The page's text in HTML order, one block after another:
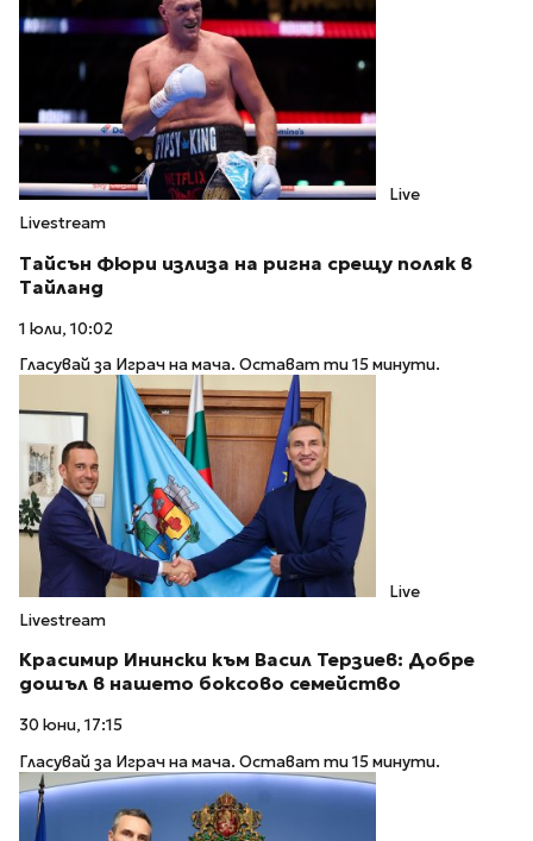
Live
Livestream
Тайсън Фюри излиза на ригна срещу поляк в
Тайланд
1 юли, 10:02
Гласувай за Играч на мача. Остават ти 15 минути.
Live
Livestream
Красимир Инински към Васил Терзиев: Добре
дошъл в нашето боксово семейство
30 юни, 17:15
Гласувай за Играч на мача. Остават ти 15 минути.